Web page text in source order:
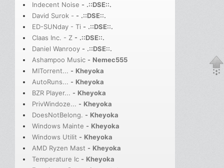
Indecent Noise - .::DSE::.
David Surok - - .::DSE::.
ED-SUNday - Ti - .::DSE::.
Claas Inc. - Z - .::DSE::.
Daniel Wanrooy - .::DSE::.
Ashampoo Music - Nemec555
MITorrent... - Kheyoka
AutoRuns... - Kheyoka
BZR Player... - Kheyoka
PrivWindoze... - Kheyoka
DoesNotBelong. - Kheyoka
Windows Mainte - Kheyoka
Windows Utilit - Kheyoka
AMD Ryzen Mast - Kheyoka
Temperature Ic - Kheyoka